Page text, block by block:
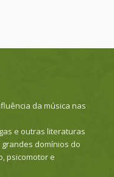
da música nas
e outras literaturas
domínios do
psicomotor e